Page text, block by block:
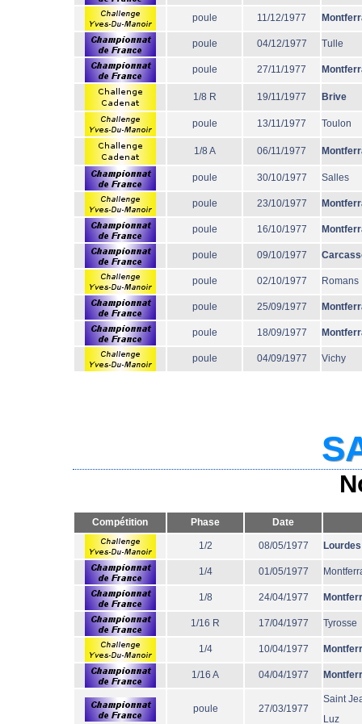
poule 11/12/1977
poule 04/12/1977 Tulle
poule 27/11/1977
1/8 R 19/11/1977 Brive
poule 13/11/1977 Toulon
1/8 A 06/11/1977
poule 30/10/1977 Salles
poule 23/10/1977
poule 16/10/1977
poule 09/10/1977
poule 02/10/1977 Romans
poule 25/09/1977
poule 18/09/1977
poule 04/09/1977 Vichy
Compétition Phase Date
1/2 08/05/1977 Lourdes
1/4 01/05/1977
1/8 24/04/1977
1/16 R 17/04/1977 Tyrosse
1/4 10/04/1977
1/16 A 04/04/1977
poule 27/03/1977
Saint
Luz